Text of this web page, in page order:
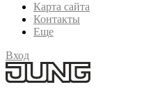
Карта сайта
Контакты
Еще
Вход